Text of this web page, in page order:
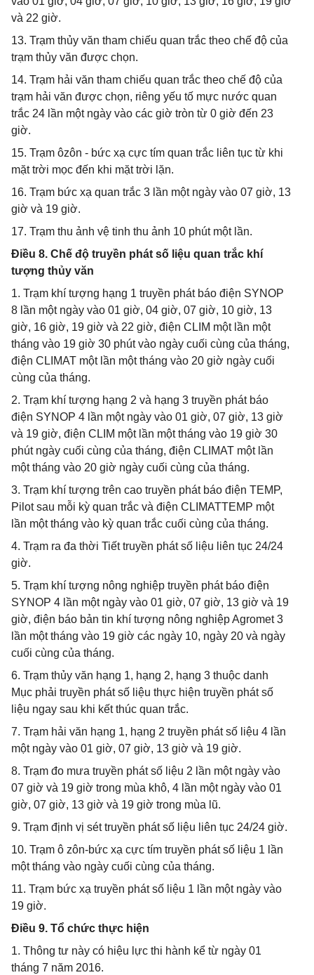
và 22 giờ.
13. Trạm thủy văn tham chiếu quan trắc theo chế độ của
trạm thủy văn được chọn.
14. Trạm hải văn tham chiếu quan trắc theo chế độ của
trạm hải văn được chọn, riêng yếu tố mực nước quan
trắc 24 lần một ngày vào các giờ tròn từ 0 giờ đến 23
giờ.
15. Trạm ôzôn - bức xạ cực tím quan trắc liên tục từ khi
mặt trời mọc đến khi mặt trời lặn.
16. Trạm bức xạ quan trắc 3 lần một ngày vào 07 giờ, 13
giờ và 19 giờ.
17. Trạm thu ảnh vệ tinh thu ảnh 10 phút một lần.
Điều 8. Chế độ truyền phát số liệu quan trắc khí
tượng thủy văn
1. Trạm khí tượng hạng 1 truyền phát báo điện SYNOP
8 lần một ngày vào 01 giờ, 04 giờ, 07 giờ, 10 giờ, 13
giờ, 16 giờ, 19 giờ và 22 giờ, điện CLIM một lần một
tháng vào 19 giờ 30 phút vào ngày cuối cùng của tháng,
điện CLIMAT một lần một tháng vào 20 giờ ngày cuối
cùng của tháng.
2. Trạm khí tượng hạng 2 và hạng 3 truyền phát báo
điện SYNOP 4 lần một ngày vào 01 giờ, 07 giờ, 13 giờ
và 19 giờ, điện CLIM một lần một tháng vào 19 giờ 30
phút ngày cuối cùng của tháng, điện CLIMAT một lần
một tháng vào 20 giờ ngày cuối cùng của tháng.
3. Trạm khí tượng trên cao truyền phát báo điện TEMP,
Pilot sau mỗi kỳ quan trắc và điện CLIMATTEMP một
lần một tháng vào kỳ quan trắc cuối cùng của tháng.
4. Trạm ra đa thời Tiết truyền phát số liệu liên tục 24/24
giờ.
5. Trạm khí tượng nông nghiệp truyền phát báo điện
SYNOP 4 lần một ngày vào 01 giờ, 07 giờ, 13 giờ và 19
giờ, điện báo bản tin khí tượng nông nghiệp Agromet 3
lần một tháng vào 19 giờ các ngày 10, ngày 20 và ngày
cuối cùng của tháng.
6. Trạm thủy văn hạng 1, hạng 2, hạng 3 thuộc danh
Mục phải truyền phát số liệu thực hiện truyền phát số
liệu ngay sau khi kết thúc quan trắc.
7. Trạm hải văn hạng 1, hạng 2 truyền phát số liệu 4 lần
một ngày vào 01 giờ, 07 giờ, 13 giờ và 19 giờ.
8. Trạm đo mưa truyền phát số liệu 2 lần một ngày vào
07 giờ và 19 giờ trong mùa khô, 4 lần một ngày vào 01
giờ, 07 giờ, 13 giờ và 19 giờ trong mùa lũ.
9. Trạm định vị sét truyền phát số liệu liên tục 24/24 giờ.
10. Trạm ô zôn-bức xạ cực tím truyền phát số liệu 1 lần
một tháng vào ngày cuối cùng của tháng.
11. Trạm bức xạ truyền phát số liệu 1 lần một ngày vào
19 giờ.
Điều 9. Tổ chức thực hiện
1. Thông tư này có hiệu lực thi hành kể từ ngày 01
tháng 7 năm 2016.